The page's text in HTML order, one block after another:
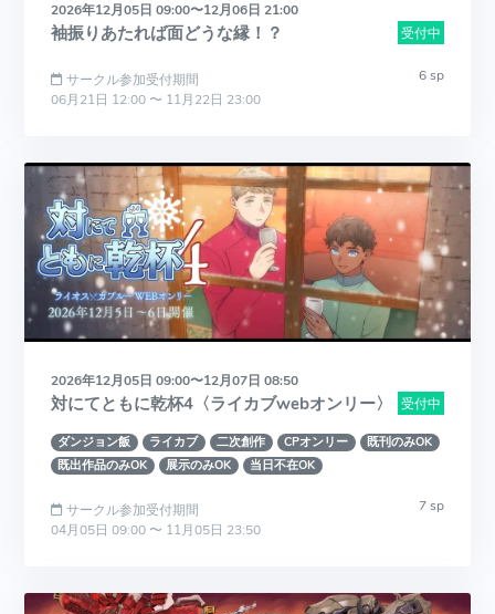
2026年12月05日 09:00〜12月06日 21:00
受付中
袖振りあたれば面どうな縁！？
6 sp
サークル参加受付期間
06月21日 12:00 〜 11月22日 23:00
2026年12月05日 09:00〜12月07日 08:50
受付中
対にてともに乾杯4〈ライカブwebオンリー〉
ダンジョン飯 ライカブ 二次創作 CPオンリー
既刊のみOK
既出作品のみOK
展示のみOK 当日不在OK
7 sp
サークル参加受付期間
04月05日 09:00 〜 11月05日 23:50